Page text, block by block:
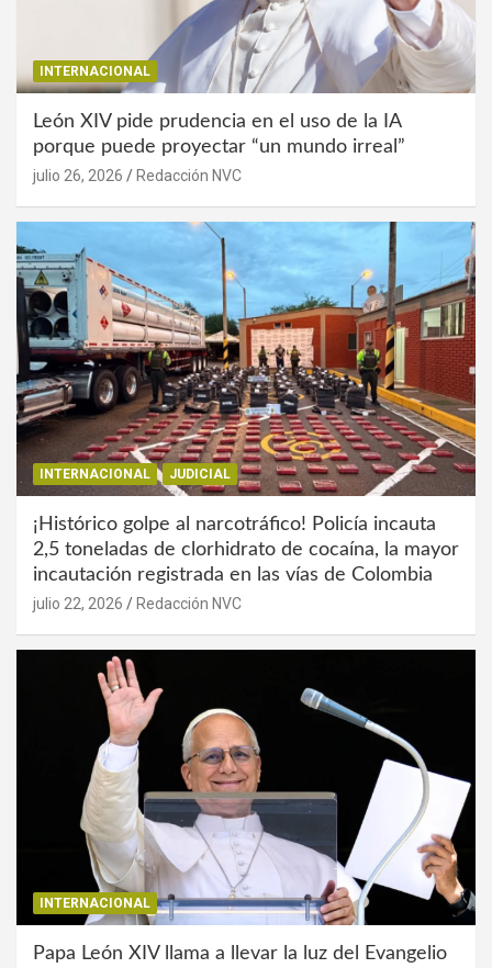
INTERNACIONAL
León XIV pide prudencia en el uso de la IA
porque puede proyectar “un mundo irreal”
julio 26, 2026 Redacción NVC
INTERNACIONAL JUDICIAL
¡Histórico golpe al narcotráfico! Policía incauta
2,5 toneladas de clorhidrato de cocaína, la mayor
incautación registrada en las vías de Colombia
julio 22, 2026 Redacción NVC
INTERNACIONAL
Papa León XIV llama a llevar la luz del Evangelio